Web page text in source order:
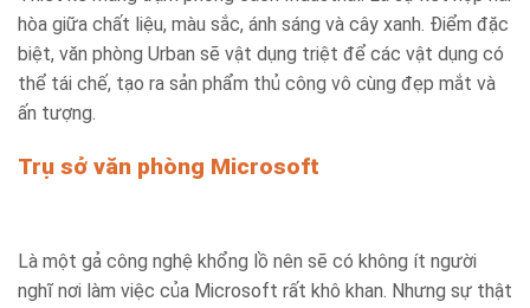
hòa giữa chất liệu, màu sắc, ánh sáng và cây xanh. Điểm đặc
biệt, văn phòng Urban sẽ vật dụng triệt để các vật dụng có
thể tái chế, tạo ra sản phẩm thủ công vô cùng đẹp mắt và
ấn tượng.
Trụ sở văn phòng Microsoft
Là một gả công nghệ khổng lồ nên sẽ có không ít người
nghĩ nơi làm việc của Microsoft rất khô khan. Nhưng sự thật